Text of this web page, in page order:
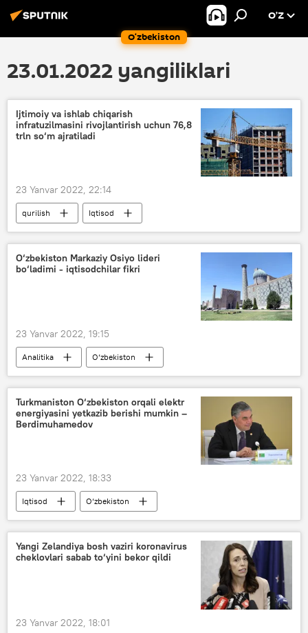
O‘zbekiston
O’Z
23.01.2022 yangiliklari
Ijtimoiy va ishlab chiqarish
infratuzilmasini rivojlantirish uchun 76,8
trln so‘m ajratiladi
23 Yanvar 2022, 22:14
qurilish Iqtisod
O‘zbekiston Markaziy Osiyo lideri
bo‘ladimi - iqtisodchilar fikri
23 Yanvar 2022, 19:15
Analitika
O‘zbekiston
Markaziy Osiyo
Turkmaniston O‘zbekiston orqali elektr
energiyasini yetkazib berishi mumkin –
Berdimuhamedov
23 Yanvar 2022, 18:33
Iqtisod
O‘zbekiston
elektr energiyasi
Gurbanguli Berdimuhamedov
Yangi Zelandiya bosh vaziri koronavirus
cheklovlari sabab to‘yini bekor qildi
23 Yanvar 2022, 18:01